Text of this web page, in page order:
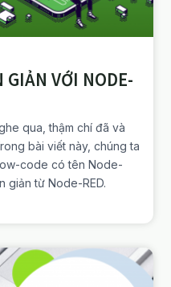
VỚI NODE-
qua, thậm chí đã và
bài viết này, chúng ta
code có tên Node-
giản từ Node-RED.